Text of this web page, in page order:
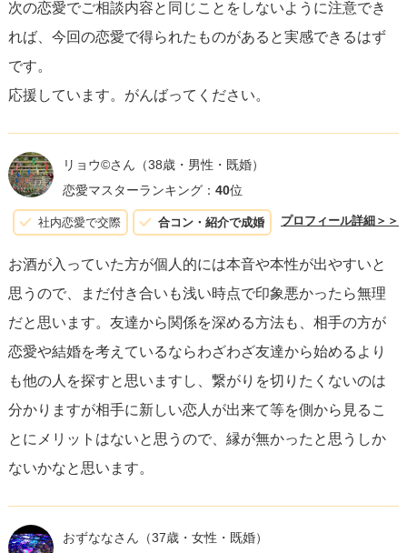
復縁への希望を持つのは自然なことですが、できるだけ相
手の感情や選択を尊重することが大切です。自身が成長
し、過去の過ちから学び取ることが、最終的にはあなた自
次の恋愛でご相談内容と同じことをしないように注意でき
れば、今回の恋愛で得られたものがあると実感できるはず
です。
応援しています。がんばってください。
リョウ©️さん （38歳・男性・既婚）
恋愛マスターランキング： 40位
社内恋愛で交際 合コン・紹介で成婚 プロフィール詳細＞＞
お酒が入っていた方が個人的には本音や本性が出やすいと
思うので、まだ付き合いも浅い時点で印象悪かったら無理
だと思います。友達から関係を深める方法も、相手の方が
恋愛や結婚を考えているならわざわざ友達から始めるより
も他の人を探すと思いますし、繋がりを切りたくないのは
分かりますが相手に新しい恋人が出来て等を側から見るこ
とにメリットはないと思うので、縁が無かったと思うしか
ないかなと思います。
おずななさん （37歳・女性・既婚）